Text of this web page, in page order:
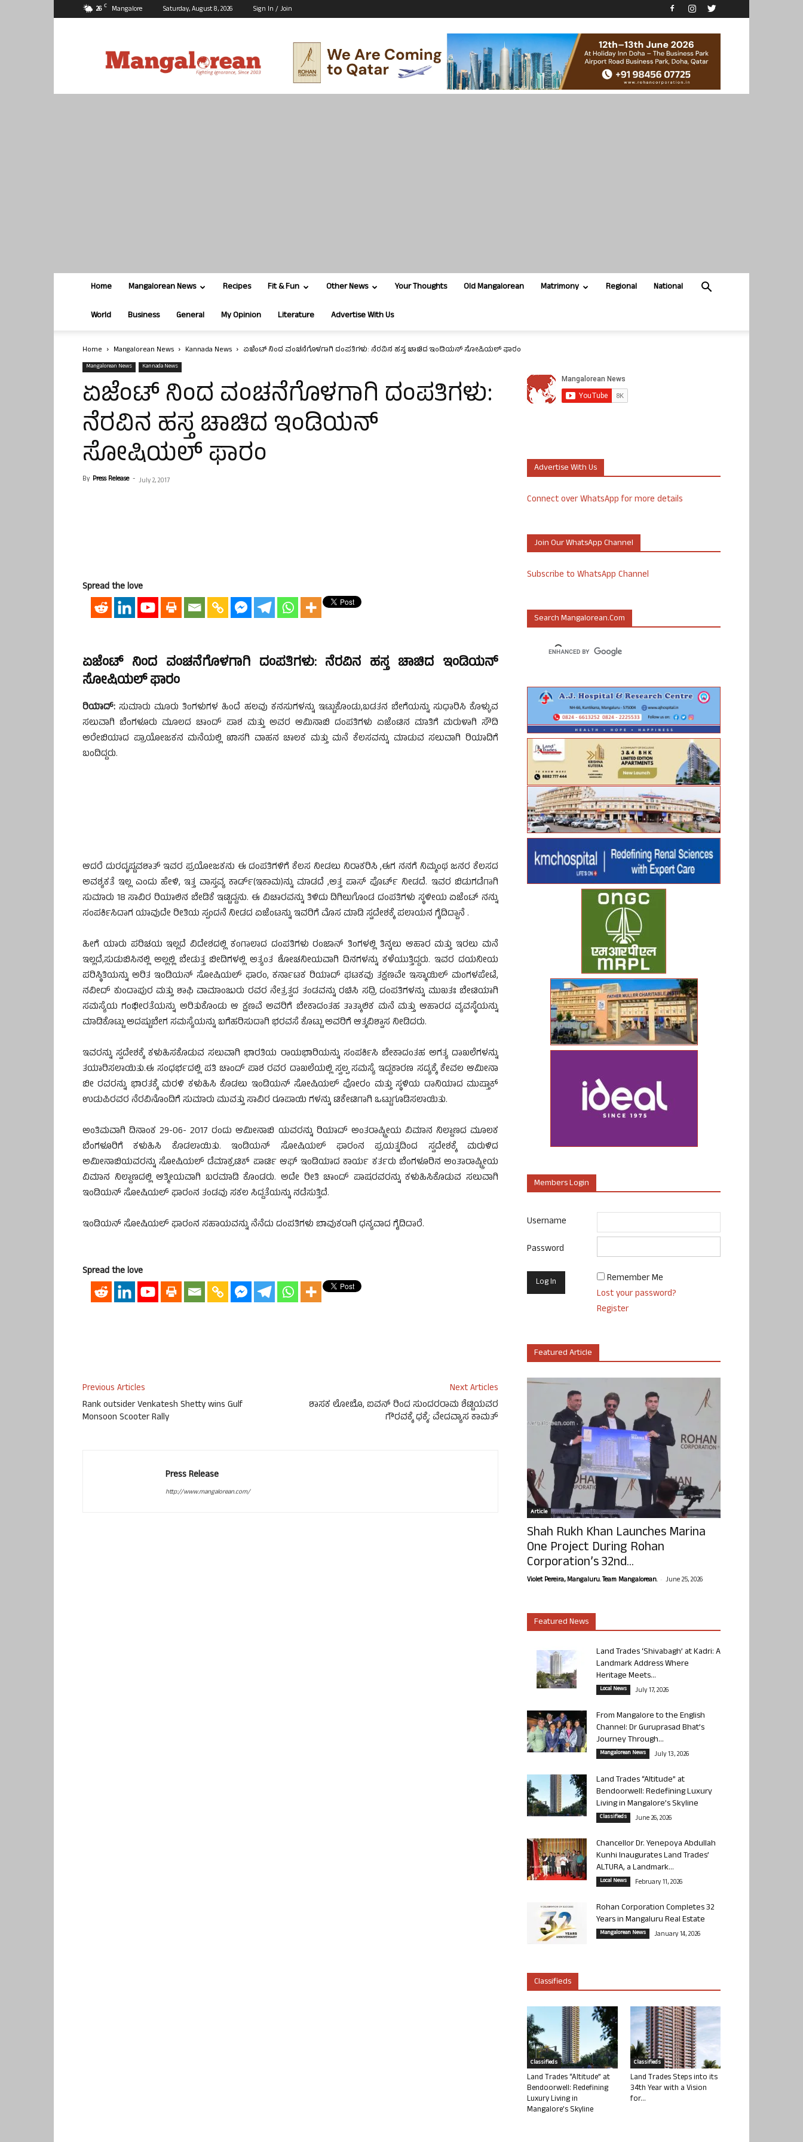
26 C Mangalore Saturday, August 8, 2026 Sign In / Join
Home Mangalorean News Recipes Fit & Fun Other News Your Thoughts Old Mangalorean Matrimony Regional National
World Business General My Opinion Literature Advertise With Us
Home Mangalorean News Kannada News ಏಜೆಂಟ್ ನಿಂದ ವಂಚನೆಗೊಳಗಾಗಿ ದಂಪತಿಗಳು: ನೆರವಿನ ಹಸ್ತ ಚಾಚಿದ ಇಂಡಿಯನ್ ಸೋಷಿಯಲ್ ಫಾರಂ
Mangalorean News Kannada News
ಏಜೆಂಟ್ ನಿಂದ ವಂಚನೆಗೊಳಗಾಗಿ ದಂಪತಿಗಳು:
ನೆರವಿನ ಹಸ್ತ ಚಾಚಿದ ಇಂಡಿಯನ್
ಸೋಷಿಯಲ್ ಫಾರಂ
By Press Release - July 2, 2017
Spread the love
ಏಜೆಂಟ್ ನಿಂದ ವಂಚನೆಗೊಳಗಾಗಿ ದಂಪತಿಗಳು: ನೆರವಿನ ಹಸ್ತ ಚಾಚಿದ ಇಂಡಿಯನ್
ಸೋಷಿಯಲ್ ಫಾರಂ
ರಿಯಾದ್: ಸುಮಾರು ಮೂರು ತಿಂಗಳುಗಳ ಹಿಂದೆ ಹಲವು ಕನಸುಗಳನ್ನು ಇಟ್ಟುಕೊಂಡು,ಬಡತನ ಬೇಗೆಯನ್ನು ಸುಧಾರಿಸಿ ಕೊಳ್ಳುವ
ಸಲುವಾಗಿ ಬೆಂಗಳೂರು ಮೂಲದ ಚಾಂದ್ ಪಾಶ ಮತ್ತು ಅವರ ಆಮಿನಾಬಿ ದಂಪತಿಗಳು ಏಜೆಂಟಿನ ಮಾತಿಗೆ ಮರುಳಾಗಿ ಸೌದಿ
ಅರೇಬಿಯಾದ ಪ್ರಾಯೋಜಕನ ಮನೆಯಲ್ಲಿ ಖಾಸಗಿ ವಾಹನ ಚಾಲಕ ಮತ್ತು ಮನೆ ಕೆಲಸವನ್ನು ಮಾಡುವ ಸಲುವಾಗಿ ರಿಯಾದಿಗೆ
ಬಂದಿದ್ದರು.
ಆದರೆ ದುರದೃಷ್ಟವಶಾತ್ ಇವರ ಪ್ರಯೋಜಕನು ಈ ದಂಪತಿಗಳಿಗೆ ಕೆಲಸ ನೀಡಲು ನಿರಾಕರಿಸಿ ,ಈಗ ನನಗೆ ನಿಮ್ಮಂಥ ಜನರ ಕೆಲಸದ
ಅವಶ್ಯಕತೆ ಇಲ್ಲ ಎಂದು ಹೇಳಿ, ಇತ್ತ ವಾಸ್ತವ್ಯ ಕಾರ್ಡ್(ಇಕಾಮ)ನ್ನು ಮಾಡದೆ ,ಅತ್ತ ಪಾಸ್ ಪೊರ್ಟ್ ನೀಡದೆ. ಇವರ ಬಿಡುಗಡೆಗಾಗಿ
ಸುಮಾರು 18 ಸಾವಿರ ರಿಯಾಲಿನ ಬೇಡಿಕೆ ಇಟ್ಟಿದ್ದನು. ಈ ವಿಚಾರವನ್ನು ತಿಳಿದು ದಿಗಿಲುಗೊಂಡ ದಂಪತಿಗಳು ಸ್ಥಳೀಯ ಏಜೆಂಟ್ ನನ್ನು
ಸಂಪರ್ಕಿಸಿದಾಗ ಯಾವುದೇ ರೀತಿಯ ಸ್ಪಂದನೆ ನೀಡದ ಏಜೆಂಟನ್ನು ಇವರಿಗೆ ಮೊಸ ಮಾಡಿ ಸ್ವದೇಶಕ್ಕೆ ಪಲಾಯನ ಗೈದಿದ್ದಾನೆ .
ಹೀಗೆ ಯಾರು ಪರಿಚಯ ಇಲ್ಲದೆ ವಿದೇಶದಲ್ಲಿ ಕಂಗಾಲಾದ ದಂಪತಿಗಳು ರಂಜಾನ್ ತಿಂಗಳಲ್ಲಿ ತಿನ್ನಲು ಆಹಾರ ಮತ್ತು ಇರಲು ಮನೆ
ಇಲ್ಲದೆ,ಸುಡುಬಿಸಿನಲ್ಲಿ ಅಲ್ಲಲ್ಲಿ ಬೇಡುತ್ತ ಬೀದಿಗಳಲ್ಲಿ ಅತ್ಯಂತ ಶೋಚನೀಯವಾಗಿ ದಿನಗಳನ್ನು ಕಳೆಯುತ್ತಿದ್ದರು. ಇವರ ದಯನೀಯ
ಪರಿಸ್ಥಿತಿಯನ್ನು ಅರಿತ ಇಂಡಿಯನ್ ಸೋಷಿಯಲ್ ಫಾರಂ, ಕರ್ನಾಟಕ ರಿಯಾದ್ ಘಟಕವು ತಕ್ಷಣವೇ ಇಸ್ಮಾಯಿಲ್ ಮಂಗಳಪೇಟೆ,
ನವೀದ್ ಕುಂದಾಪುರ ಮತ್ತು ಶಾಫಿ ವಾಮಾಂಜುರು ರವರ ನೇತ್ರತ್ವದ ತಂಡವನ್ನು ರಚಿಸಿ ಸದ್ರಿ ದಂಪತಿಗಳನ್ನು ಮುಖತಃ ಬೇಟಿಯಾಗಿ
ಸಮಸ್ಯೆಯ ಗಂಭೀರತೆಯನ್ನು ಅರಿತುಕೊಂಡು ಆ ಕ್ಷಣವೆ ಅವರಿಗೆ ಬೇಕಾದಂತಹ ತಾತ್ಕಾಲಿಕ ಮನೆ ಮತ್ತು ಆಹಾರದ ವ್ಯವಸ್ಥೆಯನ್ನು
ಮಾಡಿಕೊಟ್ಟು ಅದಷ್ಟುಬೇಗ ಸಮಸ್ಯೆಯನ್ನು ಬಗೆಹರಿಸುದಾಗಿ ಭರವಸೆ ಕೊಟ್ಟು ಅವರಿಗೆ ಆತ್ಮವಿಶ್ವಾಸ ನೀಡಿದರು.
ಇವರನ್ನು ಸ್ವದೇಶಕ್ಕೆ ಕಳುಹಿಸಕೊಡುವ ಸಲುವಾಗಿ ಭಾರತಿಯ ರಾಯಭಾರಿಯನ್ನು ಸಂಪರ್ಕಿಸಿ ಬೇಕಾದಂತಹ ಅಗತ್ಯ ದಾಖಲೆಗಳನ್ನು
ತಯಾರಿಸಲಾಯಿತು.ಈ ಸಂಧರ್ಭದಲ್ಲಿ ಪತಿ ಚಾಂದ್ ಪಾಶ ರವರ ದಾಖಲೆಯಲ್ಲಿ ಸ್ವಲ್ಪ ಸಮಸ್ಯೆ ಇದ್ದಕಾರಣ ಸದ್ಯಕ್ಕೆ ಕೇವಲ ಆಮೀನಾ
ಬೀ ರವರನ್ನು ಭಾರತಕ್ಕೆ ಮರಳಿ ಕಳುಹಿಸಿ ಕೊಡಲು ಇಂಡಿಯನ್ ಸೋಷಿಯಲ್ ಪೋರಂ ಮತ್ತು ಸ್ಥಳಿಯ ದಾನಿಯಾದ ಮುಷ್ತಾಕ್
ಉಡುಪಿರವರ ನೆರವಿನೊಂದಿಗೆ ಸುಮಾರು ಮುವತ್ತು ಸಾವಿರ ರೂಪಾಯಿ ಗಳನ್ನು ಟಿಕೇಟಿಗಾಗಿ ಒಟ್ಟುಗೂಡಿಸಲಾಯಿತು.
ಅಂತಿಮವಾಗಿ ದಿನಾಂಕ 29-06- 2017 ರಂದು ಆಮೀನಾಬಿ ಯವರನ್ನು ರಿಯಾದ್ ಅಂತರಾಷ್ಟ್ರೀಯ ವಿಮಾನ ನಿಲ್ದಾಣದ ಮೂಲಕ
ಬೆಂಗಳೂರಿಗೆ ಕಳುಹಿಸಿ ಕೊಡಲಾಯಿತು. ಇಂಡಿಯನ್ ಸೋಷಿಯಲ್ ಫಾರಂನ ಪ್ರಯತ್ನದಿಂದ ಸ್ವದೇಶಕ್ಕೆ ಮರುಳಿದ
ಅಮೀನಾಬಿಯವರನ್ನು ಸೋಷಿಯಲ್ ಡೆಮಾಕ್ರಟಿಕ್ ಪಾರ್ಟಿ ಆಫ್ ಇಂಡಿಯಾದ ಕಾರ್ಯ ಕರ್ತರು ಬೆಂಗಳೂರಿನ ಅಂತಾರಾಷ್ಟ್ರೀಯ
ವಿಮಾನ ನಿಲ್ದಾಣದಲ್ಲಿ ಆತ್ಮೀಯವಾಗಿ ಬರಮಾಡಿ ಕೊಂಡರು. ಅದೇ ರೀತಿ ಚಾಂದ್ ಪಾಷರವರನ್ನು ಕಳುಹಿಸಿಕೊಡುವ ಸಲುವಾಗಿ
ಇಂಡಿಯನ್ ಸೋಷಿಯಲ್ ಫಾರಂನ ತಂಡವು ಸಕಲ ಸಿದ್ದತೆಯನ್ನು ನಡೆಸುತ್ತಿದೆ.
ಇಂಡಿಯನ್ ಸೋಷಿಯಲ್ ಫಾರಂನ ಸಹಾಯವನ್ನು ನೆನೆದು ದಂಪತಿಗಳು ಬಾವುಕರಾಗಿ ಧನ್ಯವಾದ ಗೈದಿದಾರೆ.
Spread the love
Previous Articles
Rank outsider Venkatesh Shetty wins Gulf
Monsoon Scooter Rally
Next Articles
ಶಾಸಕ ಲೋಬೊ, ಐವನ್ ರಿಂದ ಸುಂದರರಾಮ ಶೆಟ್ಟಿಯವರ
ಗೌರವಕ್ಕೆ ಧಕ್ಕೆ: ವೇದವ್ಯಾಸ ಕಾಮತ್
Press Release
http://www.mangalorean.com/
Advertise With Us
Connect over WhatsApp for more details
Join Our WhatsApp Channel
Subscribe to WhatsApp Channel
Search Mangalorean.com
Members Login
Username
Password
Remember Me
Lost your password?
Register
Featured Article
Article
Shah Rukh Khan Launches Marina
One Project During Rohan
Corporation’s 32nd...
Violet Pereira, Mangaluru. Team Mangalorean. - June 25, 2026
Featured News
Land Trades ‘Shivabagh’ at Kadri: A
Landmark Address Where
Heritage Meets...
Local News July 17, 2026
From Mangalore to the English
Channel: Dr Guruprasad Bhat’s
Journey Through...
Mangalorean News July 13, 2026
Land Trades “Altitude” at
Bendoorwell: Redefining Luxury
Living in Mangalore’s Skyline
Classifieds June 26, 2026
Chancellor Dr. Yenepoya Abdullah
Kunhi Inaugurates Land Trades’
ALTURA, a Landmark...
Local News February 11, 2026
Rohan Corporation Completes 32
Years in Mangaluru Real Estate
Mangalorean News January 14, 2026
Classifieds
Classifieds
Land Trades “Altitude” at
Bendoorwell: Redefining
Luxury Living in
Mangalore’s Skyline
Classifieds
Land Trades Steps into its
34th Year with a Vision
for...